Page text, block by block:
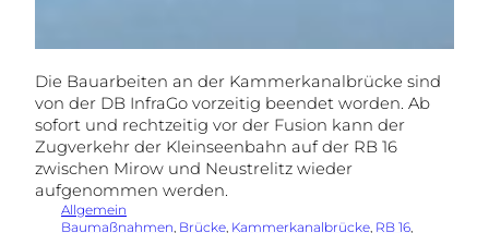
Die Bauarbeiten an der Kammerkanalbrücke sind
von der DB InfraGo vorzeitig beendet worden. Ab
sofort und rechtzeitig vor der Fusion kann der
Zugverkehr der Kleinseenbahn auf der RB 16
zwischen Mirow und Neustrelitz wieder
aufgenommen werden.
Allgemein
Baumaßnahmen Brücke Kammerkanalbrücke RB 16